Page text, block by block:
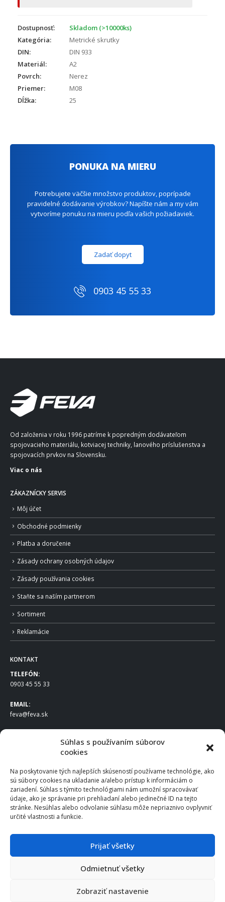
Súhlas s používaním súborov
cookies
Na poskytovanie tých najlepších skúseností používame technológie, ako
sú súbory cookies na ukladanie a/alebo prístup k informáciám o
zariadení. Súhlas s týmito technológiami nám umožní spracovávať
údaje, ako je správanie pri prehliadaní alebo jedinečné ID na tejto
stránke. Nesúhlas alebo odvolanie súhlasu môže nepriaznivo ovplyvniť
určité vlastnosti a funkcie.
Prijať všetky
Odmietnuť všetky
Zobraziť nastavenie
Dostupnosť:
Skladom (>10000ks)
Kategória:
Metrické skrutky
DIN:
DIN 933
Materiál:
A2
Povrch:
Nerez
Priemer:
M08
Dĺžka:
25
PONUKA NA MIERU
Potrebujete väčšie množstvo produktov, poprípade
pravidelné dodávanie výrobkov? Napíšte nám a my vám
vytvoríme ponuku na mieru podľa vašich požiadaviek.
Zadať dopyt
0903 45 55 33
Od založenia v roku 1996 patríme k popredným dodávateľom
spojovacieho materiálu, kotviacej techniky, lanového príslušenstva a
spojovacích prvkov na Slovensku.
Viac o nás
ZÁKAZNÍCKY SERVIS
Môj účet
Obchodné podmienky
Platba a doručenie
Zásady ochrany osobných údajov
Zásady používania cookies
Staňte sa naším partnerom
Sortiment
Reklamácie
KONTAKT
TELEFÓN:
0903 45 55 33
EMAIL:
feva@feva.sk
FEVA Slovakia SK s.r.o.
831 04 Bratislava
IČO: 50922688
DIČ: 2120539388
IČ DPH: SK2120539388
Po – Pia: 8:00 – 16:30